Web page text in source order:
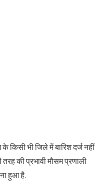
किसी भी जिले में बारिश दर्ज नहीं
की प्रभावी मौसम प्रणाली
हुआ है.